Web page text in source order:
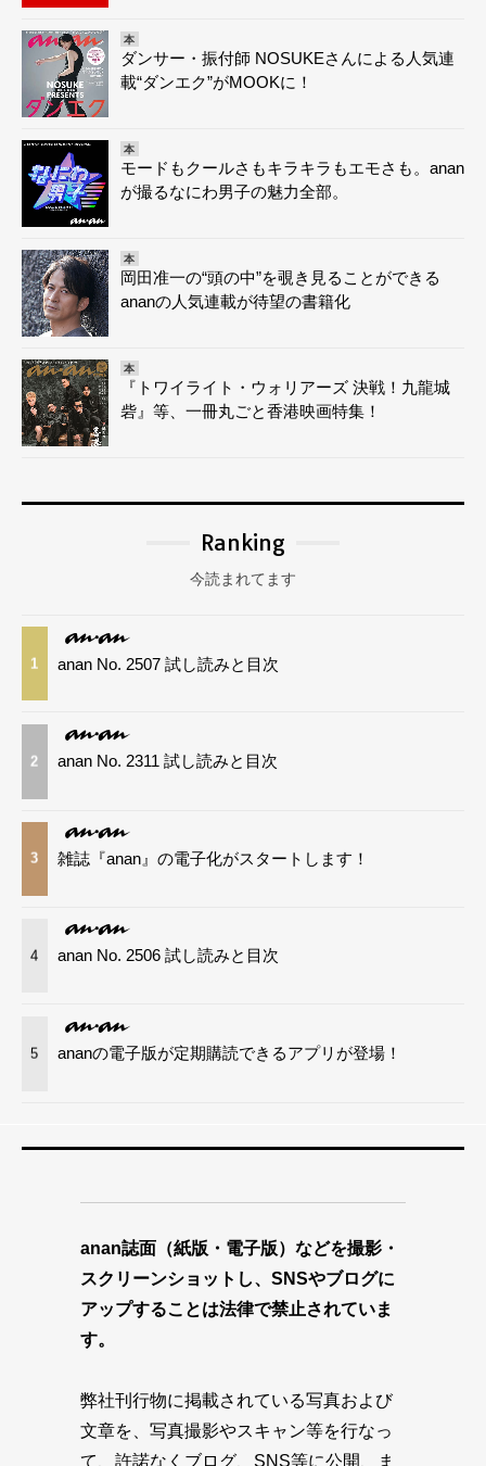
本
ダンサー・振付師 NOSUKEさんによる人気連
載“ダンエク”がMOOKに！
本
モードもクールさもキラキラもエモさも。anan
が撮るなにわ男子の魅力全部。
本
岡田准一の“頭の中”を覗き見ることができる
ananの人気連載が待望の書籍化
本
『トワイライト・ウォリアーズ 決戦！九龍城
砦』等、一冊丸ごと香港映画特集！
Ranking
今読まれてます
1 anan No. 2507 試し読みと目次
2 anan No. 2311 試し読みと目次
3 雑誌『anan』の電子化がスタートします！
4 anan No. 2506 試し読みと目次
5 ananの電子版が定期購読できるアプリが登場！
anan誌面（紙版・電子版）などを撮影・
スクリーンショットし、SNSやブログに
アップすることは法律で禁止されていま
す。
弊社刊行物に掲載されている写真および
文章を、写真撮影やスキャン等を行なっ
て、許諾なくブログ、SNS等に公開、ま